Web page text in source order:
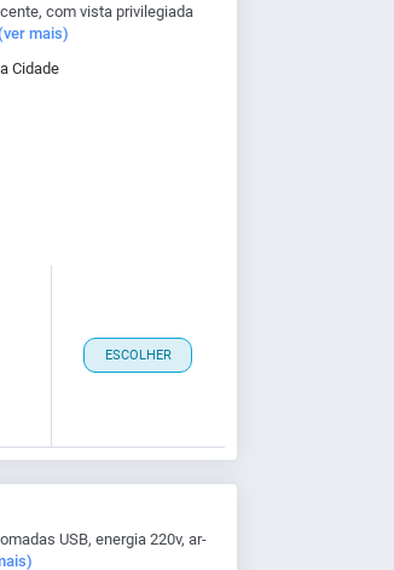
com vista privilegiada
mais)
Cidade
ESCOLHER
USB, energia 220v, ar-